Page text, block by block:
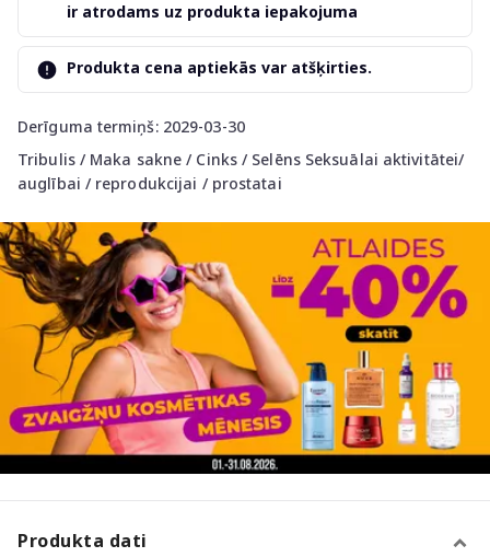
Derīguma termiņš: 2029-03-30
Tribulis / Maka sakne / Cinks / Selēns Seksuālai aktivitātei/
auglībai / reprodukcijai / prostatai
ir atrodams uz produkta iepakojuma
Produkta cena aptiekās var atšķirties.
Produkta dati